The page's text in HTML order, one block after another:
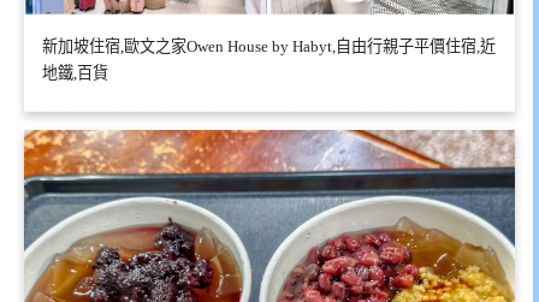
新加坡住宿,歐文之家Owen House by Habyt,自由行親子平價住宿,近
地鐵,百貨